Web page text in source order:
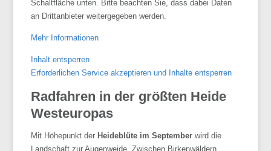
Schaltfläche unten. Bitte beachten Sie, dass dabei Daten
an Drittanbieter weitergegeben werden.
Mehr Informationen
Inhalt entsperren
Erforderlichen Service akzeptieren und Inhalte entsperren
Radfahren in der größten Heide
Westeuropas
Mit Höhepunkt der Heideblüte im September wird die
Landschaft zur Augenweide. Zwischen Birkenwäldern